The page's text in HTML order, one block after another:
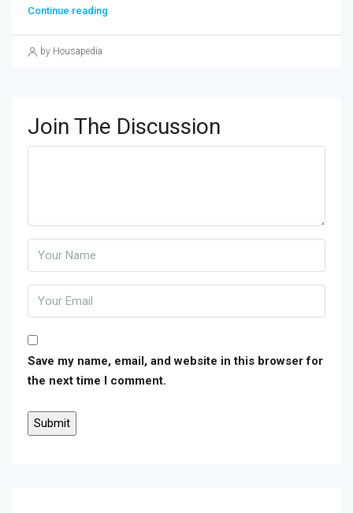
Continue reading
by Housapedia
Join The Discussion
Save my name, email, and website in this browser for
the next time I comment.